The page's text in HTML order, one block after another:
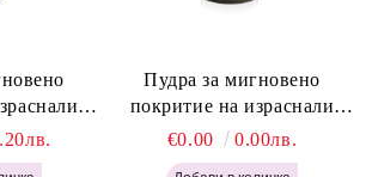
-
Пудра за мигновено
покритие на израснали
корени Светло Кафяво -
Labor Pro Instant Retouch
€0.00 0.00лв.